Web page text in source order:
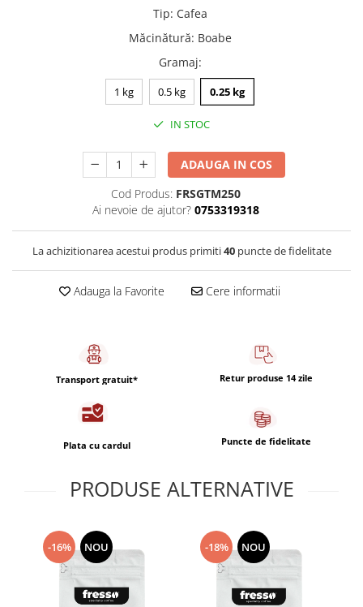
Tip: Cafea
Măcinătură: Boabe
Gramaj:
1 kg 0.5 kg 0.25 kg
IN STOC
ADAUGA IN COS
Cod Produs: FRSGTM250
Ai nevoie de ajutor? 0753319318
La achizitionarea acestui produs primiti40puncte de fidelitate
Adauga la Favorite Cere informatii
Transport gratuit* Retur produse 14 zile
Plata cu cardul Puncte de fidelitate
PRODUSE ALTERNATIVE
-16% NOU -18% NOU